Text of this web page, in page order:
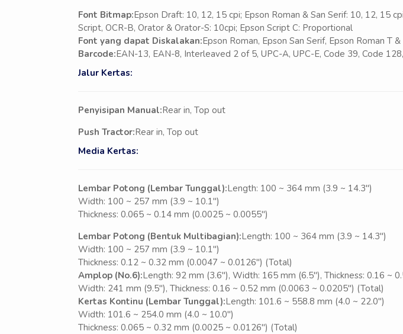
Font Bitmap:Epson Draft: 10, 12, 15 cpi; Epson Roman & San Serif: 10, 12, 15
Script, OCR-B, Orator & Orator-S: 10cpi; Epson Script C: Proportional
Font yang dapat Diskalakan:Epson Roman, Epson San Serif, Epson Roman T
Barcode:EAN-13, EAN-8, Interleaved 2 of 5, UPC-A, UPC-E, Code 39, Code
Jalur Kertas:
Penyisipan Manual:Rear in, Top out
Push Tractor:Rear in, Top out
Media Kertas:
Lembar Potong (Lembar Tunggal):Length: 100 ~ 364 mm (3.9 ~ 14.3″)
Width: 100 ~ 257 mm (3.9 ~ 10.1″)
Thickness: 0.065 ~ 0.14 mm (0.0025 ~ 0.0055″)
Lembar Potong (Bentuk Multibagian):Length: 100 ~ 364 mm (3.9 ~ 14.3″)
Width: 100 ~ 257 mm (3.9 ~ 10.1″)
Thickness: 0.12 ~ 0.32 mm (0.0047 ~ 0.0126″) (Total)
Amplop (No.6):Length: 92 mm (3.6″), Width: 165 mm (6.5″), Thickness: 0.16 ~
Width: 241 mm (9.5″), Thickness: 0.16 ~ 0.52 mm (0.0063 ~ 0.0205″) (Total)
Kertas Kontinu (Lembar Tunggal):Length: 101.6 ~ 558.8 mm (4.0 ~ 22.0″)
Width: 101.6 ~ 254.0 mm (4.0 ~ 10.0″)
Thickness: 0.065 ~ 0.32 mm (0.0025 ~ 0.0126″) (Total)